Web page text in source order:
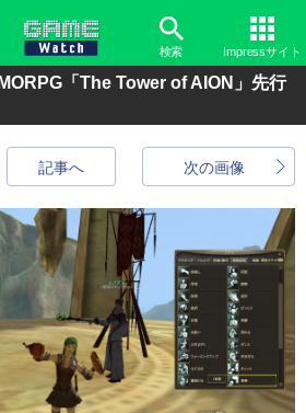
検索 Impressサイト
「The Tower of AION」先行
次の画像
記事へ